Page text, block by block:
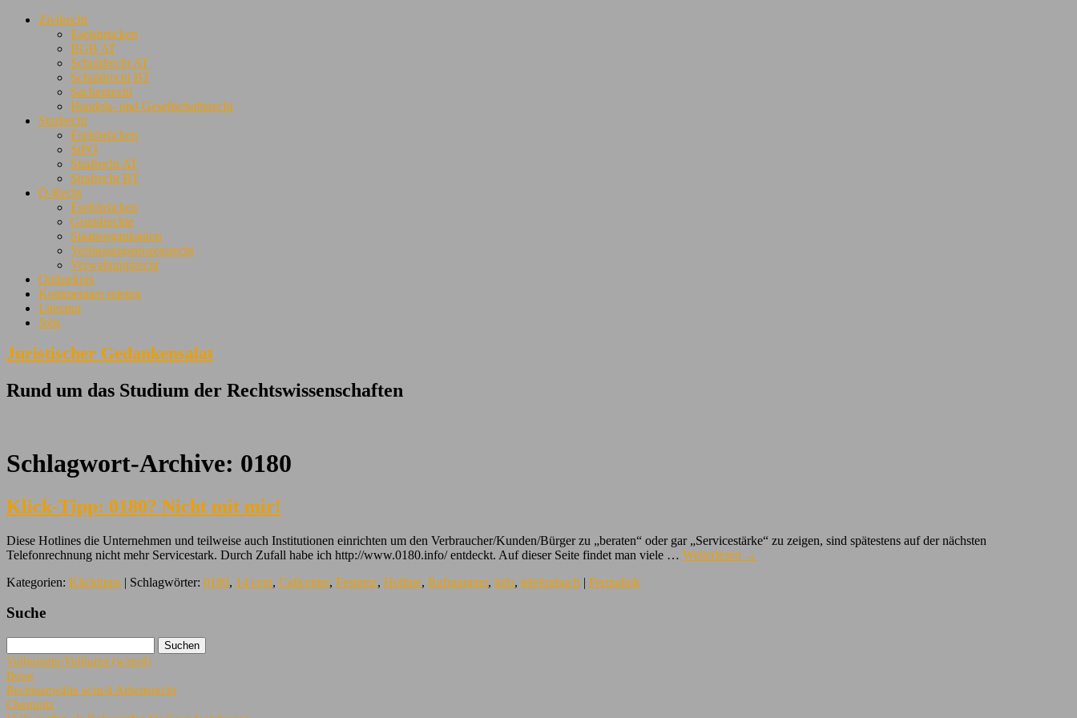
Zivilrecht
Eselsbrücken
BGB AT
Schuldrecht AT
Schuldrecht BT
Sachenrecht
Handels- und Gesellschaftsrecht
Strafrecht
Eselsbrücken
StPO
Strafrecht AT
Strafrecht BT
Ö-Recht
Eselsbrücken
Grundrechte
Staatsorganisation
Verfassungsprozessrecht
Verwaltungsrecht
Onlinekurs
Kommentare mieten
Literatur
Jobs
Juristischer Gedankensalat
Rund um das Studium der Rechtswissenschaften
Schlagwort-Archive: 0180
Klick-Tipp: 0180? Nicht mit mir!
Diese Hotlines die Unternehmen und teilweise auch Institutionen einrichten um den Verbraucher/Kunden/Bürger zu „beraten“ oder gar „Servicestärke“ zu zeigen, sind spätestens auf der nächsten
Telefonrechnung nicht mehr Servicestark. Durch Zufall habe ich http://www.0180.info/ entdeckt. Auf dieser Seite findet man viele … Weiterlesen →
Kategorien: Klicktipps | Schlagwörter: 0180, 14 cent, Callcenter, Festnetz, Hotline, Rufnummer, info, telefonbuch | Permalink
Suche
Volljuristin/Volljurist (w/m/d)
Bonn
Rechtsanwälte w/m/d Arbeitsrecht
Chemnitz